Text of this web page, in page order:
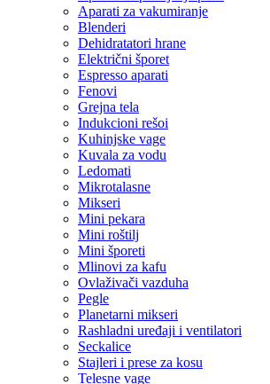
Aparati za vakumiranje
Blenderi
Dehidratatori hrane
Električni šporet
Espresso aparati
Fenovi
Grejna tela
Indukcioni rešoi
Kuhinjske vage
Kuvala za vodu
Ledomati
Mikrotalasne
Mikseri
Mini pekara
Mini roštilj
Mini šporeti
Mlinovi za kafu
Ovlaživači vazduha
Pegle
Planetarni mikseri
Rashladni uređaji i ventilatori
Seckalice
Stajleri i prese za kosu
Telesne vage